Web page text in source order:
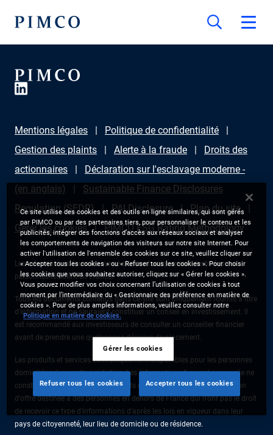
Mentions légales
Politique de confidentialité
Gestion des plaints
Alerte à la fraude
Droits des
actionnaires
Déclaration sur l'esclavage moderne -
(en anglais)
Sustainable Finance Disclosures
Regulation (SFDR)
PAI Disclosure
Plan du site
Gérer les cookies
PIMCO ESG Rating Methodology
Les informations fournies sur ce site sont uniquement destinées aux
personnes résidant en France.
Tous les documents contenus dans ce site sont uniquement fournis à titre
d’information et ne sauraient constituer un conseil en investissement. Il
est recommandé aux investisseurs de consulter un conseiller financier
avant de prendre une quelconque décision de placement.
Les produits et services sont uniquement disponibles pour les personnes
domiciliées dans cette juridiction. Les informations figurant sur ce site ne
constituent pas une offre de produits ou de services ni une sollicitation
d'offre destinée à des personnes en dehors de France qui n'ont pas le droit
de recevoir ce type d'informations d'après les lois en vigueur dans leur
pays de citoyenneté, leur lieu de domicile ou de résidence.
Ce site utilise des cookies et des outils en ligne similaires, qui sont gérés
par PIMCO ou par des partenaires tiers, pour personnaliser le contenu et les
publicités, intégrer des fonctions d’accès aux réseaux sociaux et analyser
les comportements de navigation des visiteurs sur notre site Internet. Pour
activer l'utilisation de l'ensemble des cookies sur ce site, veuillez cliquer sur
« Accepter tous les cookies » ou « Refuser tous les cookies ». Pour choisir
les cookies que vous souhaitez autoriser, cliquez sur « Gérer les cookies ».
Vous pouvez modifier vos choix concernant l’utilisation de cookies à tout
moment par l’intermédiaire du « Gestionnaire des préférence en matière de
cookies ». Pour de plus amples informations, veuillez consulter notre
Politique en matière de cookies.
Gérer les cookies
Refuser tous les cookies Accepter tous les cookies